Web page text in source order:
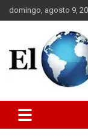
Saltar
al
domingo, agosto 9,